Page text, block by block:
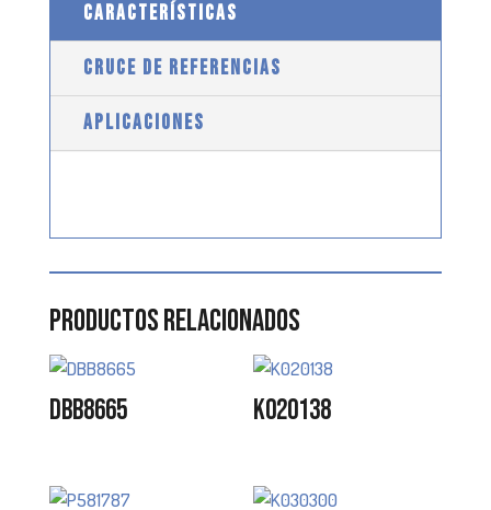
CARACTERÍSTICAS
CRUCE DE REFERENCIAS
APLICACIONES
Productos relacionados
DBB8665 K020138